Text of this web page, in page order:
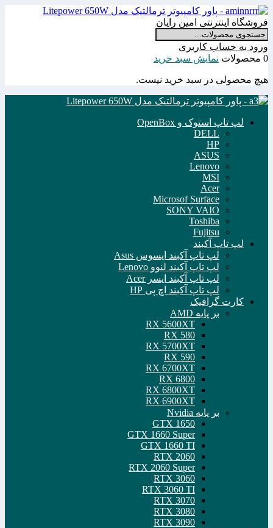
فروشگاه اینترنتی امین رایان
ورود به حساب کاربری
0 محصولات
نمایش سبد خرید
هیچ محصولی در سبد خرید نیست.
لپ تاپ استوک و OpenBox
DELL
HP
ASUS
Lenovo
MSI
Acer
Microsof Surface
SONY VAIO
Toshiba
Fujitsu
لپ تاپ آکبند
لپ تاپ آکبند ایسوس Asus
لپ تاپ آکبند لنوو Lenovo
لپ تاپ آکبند ایسر Acer
لپ تاپ آکبند اچ پی HP
کارت گرافیک
بر پایه AMD
RX 5600XT
RX 580
RX 5700XT
RX 590
RX 6700XT
RX 6800
RX 6800XT
RX 6900XT
بر پایه Nvidia
GTX 1650
GTX 1660 Super
GTX 1660 TI
RTX 2060
RTX 2060 Super
RTX 3060
RTX 3060 TI
RTX 3070
RTX 3080
RTX 3090